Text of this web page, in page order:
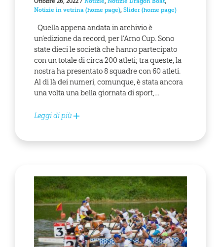
Notizie in vetrina (home page), Slider (home page)
Quella appena andata in archivio è
un’edizione da record, per l’Arno Cup. Sono
state dieci le società che hanno partecipato
con un totale di circa 200 atleti; tra queste, la
nostra ha presentato 8 squadre con 60 atleti.
Al di là dei numeri, comunque, è stata ancora
una volta una bella giornata di sport,…
Leggi di più